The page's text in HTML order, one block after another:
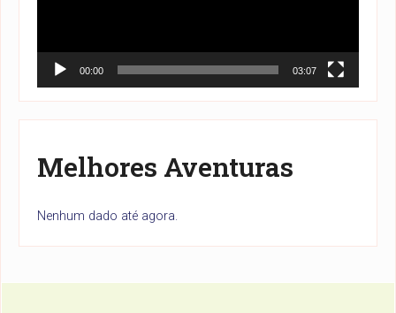
00:00 03:07
Melhores Aventuras
Nenhum dado até agora.